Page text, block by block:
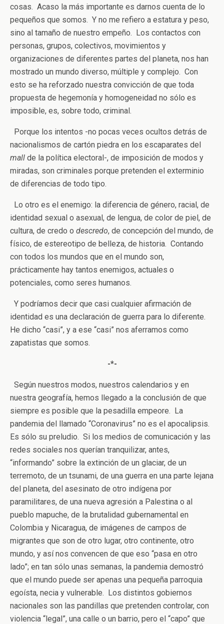
cosas. Acaso la más importante es darnos cuenta de lo
pequeños que somos. Y no me refiero a estatura y peso,
sino al tamaño de nuestro empeño. Los contactos con
personas, grupos, colectivos, movimientos y
organizaciones de diferentes partes del planeta, nos han
mostrado un mundo diverso, múltiple y complejo. Con
esto se ha reforzado nuestra convicción de que toda
propuesta de hegemonía y homogeneidad no sólo es
imposible, es, sobre todo, criminal.
Porque los intentos -no pocas veces ocultos detrás de
nacionalismos de cartón piedra en los escaparates del
mall de la política electoral-, de imposición de modos y
miradas, son criminales porque pretenden el exterminio
de diferencias de todo tipo.
Lo otro es el enemigo: la diferencia de género, racial, de
identidad sexual o asexual, de lengua, de color de piel, de
cultura, de credo o descredo, de concepción del mundo, de
físico, de estereotipo de belleza, de historia. Contando
con todos los mundos que en el mundo son,
prácticamente hay tantos enemigos, actuales o
potenciales, como seres humanos.
Y podríamos decir que casi cualquier afirmación de
identidad es una declaración de guerra para lo diferente.
He dicho “casi”, y a ese “casi” nos aferramos como
zapatistas que somos.
-*-
Según nuestros modos, nuestros calendarios y en
nuestra geografía, hemos llegado a la conclusión de que
siempre es posible que la pesadilla empeore. La
pandemia del llamado “Coronavirus” no es el apocalipsis.
Es sólo su preludio. Si los medios de comunicación y las
redes sociales nos querían tranquilizar, antes,
“informando” sobre la extinción de un glaciar, de un
terremoto, de un tsunami, de una guerra en una parte lejana
del planeta, del asesinato de otro indígena por
paramilitares, de una nueva agresión a Palestina o al
pueblo mapuche, de la brutalidad gubernamental en
Colombia y Nicaragua, de imágenes de campos de
migrantes que son de otro lugar, otro continente, otro
mundo, y así nos convencen de que eso “pasa en otro
lado”; en tan sólo unas semanas, la pandemia demostró
que el mundo puede ser apenas una pequeña parroquia
egoísta, necia y vulnerable. Los distintos gobiernos
nacionales son las pandillas que pretenden controlar, con
violencia “legal”, una calle o un barrio, pero el “capo” que